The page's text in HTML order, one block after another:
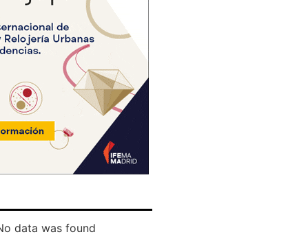
data was found